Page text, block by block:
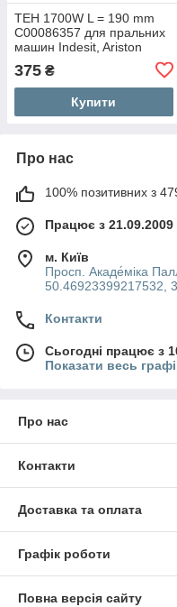
ТЕН 1700W L = 190 mm
C00086357 для пральних
машин Indesit, Ariston
375 ₴
Купити
Про нас
100% позитивних з 479
Працює з 21.09.2009
м. Київ
Просп. Акаде́міка
50.46923399217532,
Контакти
Сьогодні працює з
Показати весь
Про нас
Контакти
Доставка та оплата
Графік роботи
Повна версія сайту